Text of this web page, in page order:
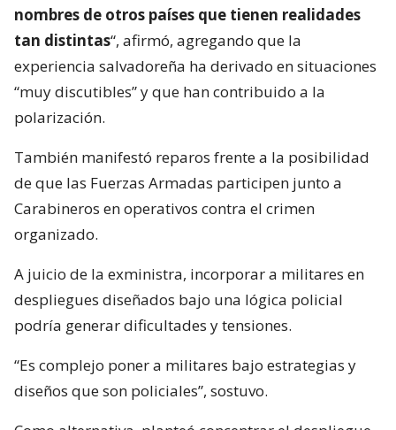
nombres de otros países que tienen realidades
tan distintas“, afirmó, agregando que la
experiencia salvadoreña ha derivado en situaciones
“muy discutibles” y que han contribuido a la
polarización.
También manifestó reparos frente a la posibilidad
de que las Fuerzas Armadas participen junto a
Carabineros en operativos contra el crimen
organizado.
A juicio de la exministra, incorporar a militares en
despliegues diseñados bajo una lógica policial
podría generar dificultades y tensiones.
“Es complejo poner a militares bajo estrategias y
diseños que son policiales”, sostuvo.